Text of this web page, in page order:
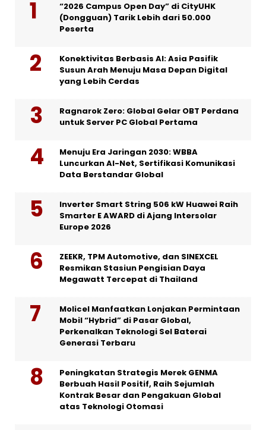
“2026 Campus Open Day” di CityUHK
(Dongguan) Tarik Lebih dari 50.000
Peserta
Konektivitas Berbasis AI: Asia Pasifik
Susun Arah Menuju Masa Depan Digital
yang Lebih Cerdas
Ragnarok Zero: Global Gelar OBT Perdana
untuk Server PC Global Pertama
Menuju Era Jaringan 2030: WBBA
Luncurkan AI-Net, Sertifikasi Komunikasi
Data Berstandar Global
Inverter Smart String 506 kW Huawei Raih
Smarter E AWARD di Ajang Intersolar
Europe 2026
ZEEKR, TPM Automotive, dan SINEXCEL
Resmikan Stasiun Pengisian Daya
Megawatt Tercepat di Thailand
Molicel Manfaatkan Lonjakan Permintaan
Mobil “Hybrid” di Pasar Global,
Perkenalkan Teknologi Sel Baterai
Generasi Terbaru
Peningkatan Strategis Merek GENMA
Berbuah Hasil Positif, Raih Sejumlah
Kontrak Besar dan Pengakuan Global
atas Teknologi Otomasi